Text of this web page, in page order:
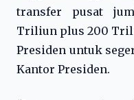
transfer pusat
Triliun plus 200
Presiden untuk
Kantor Presiden.